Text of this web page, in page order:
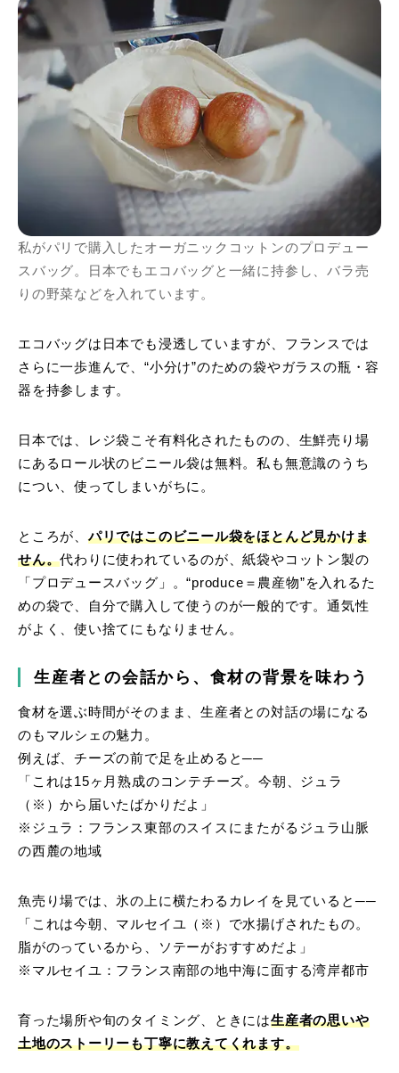
私がパリで購入したオーガニックコットンのプロデュー
スバッグ。日本でもエコバッグと一緒に持参し、バラ売
りの野菜などを入れています。
エコバッグは日本でも浸透していますが、フランスでは
さらに一歩進んで、“小分け”のための袋やガラスの瓶・容
器を持参します。
日本では、レジ袋こそ有料化されたものの、生鮮売り場
にあるロール状のビニール袋は無料。私も無意識のうち
につい、使ってしまいがちに。
ところが、 パリではこのビニール袋をほとんど見かけま
せん。代わりに使われているのが、紙袋やコットン製の
「プロデュースバッグ」。“produce＝農産物”を入れるた
めの袋で、自分で購入して使うのが一般的です。通気性
がよく、使い捨てにもなりません。
生産者との会話から、食材の背景を味わう
食材を選ぶ時間がそのまま、生産者との対話の場になる
のもマルシェの魅力。
例えば、チーズの前で足を止めると──
「これは15ヶ月熟成のコンテチーズ。今朝、ジュラ
（※）から届いたばかりだよ」
※ジュラ：フランス東部のスイスにまたがるジュラ山脈
の西麓の地域
魚売り場では、氷の上に横たわるカレイを見ていると──
「これは今朝、マルセイユ（※）で水揚げされたもの。
脂がのっているから、ソテーがおすすめだよ」
※マルセイユ：フランス南部の地中海に面する湾岸都市
育った場所や旬のタイミング、ときには生産者の思いや
土地のストーリーも丁寧に教えてくれます。